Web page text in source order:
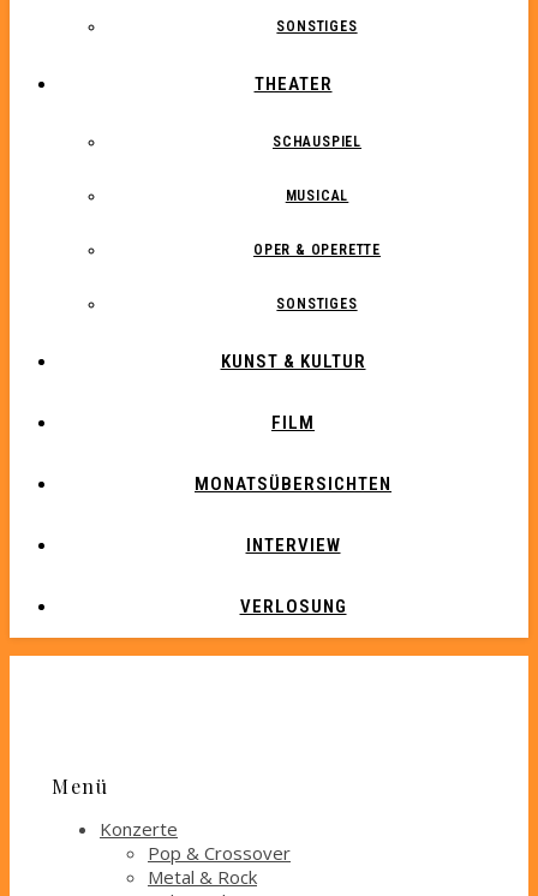
SONSTIGES
THEATER
SCHAUSPIEL
MUSICAL
OPER & OPERETTE
SONSTIGES
KUNST & KULTUR
FILM
MONATSÜBERSICHTEN
INTERVIEW
VERLOSUNG
Menü
Konzerte
Pop & Crossover
Metal & Rock